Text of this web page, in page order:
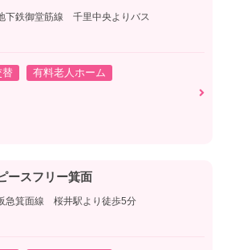
下鉄御堂筋線 千里中央よりバス
替
有料老人ホーム
ースフリー箕面
急箕面線 桜井駅より徒歩5分